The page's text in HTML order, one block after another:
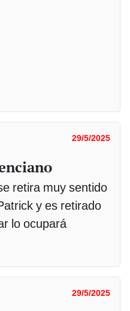
29/5/2025
retira muy sentido
y es retirado
lo ocupará
29/5/2025